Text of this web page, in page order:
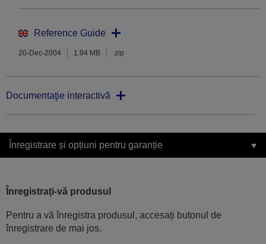
Reference Guide
20-Dec-2004 1.94 MB .zip
Documentaţie interactivă
Înregistrare și opțiuni pentru garanție
Înregistrați-vă produsul
Pentru a vă înregistra produsul, accesați butonul de
înregistrare de mai jos.